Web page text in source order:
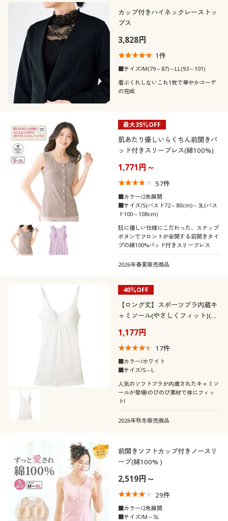
カップ付きハイネックレーストッ
プス
3,828円
1件
■サイズ/M(79～87)～LL(93～101)
着ぶくれしないこれ1枚で華やかコーデ
の完成
最大35％OFF
肌あたり優しいらくちん前開きパ
ッド付きスリーブレス(綿100%)
1,771円～
57件
■カラー/2色展開
■サイズ/S(バスト72～80cm)～3L(バス
ト100～108cm)
肌に優しい仕様にこだわった、スナップ
ボタンでフロントが全開する前開きタイ
プの綿100%パッド付きスリーブレス
2026年春夏販売商品
40％OFF
【ロング丈】スポーツブラ内蔵キ
ャミソール(やさしくフィット)(重
1,177円
17件
■カラー/ホワイト
■サイズ/S～L
人気のソフトブラが内蔵されたキャミソ
ールが登場!のびのび素材で体にフィッ
ト!
2026年秋冬販売商品
前開きソフトカップ付きノースリ
ーブ(綿100% )
2,519円～
29件
■カラー/2色展開
■サイズ/M～5L